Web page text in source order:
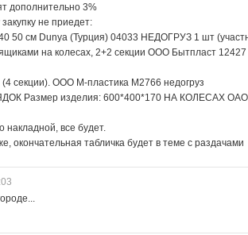
дополнительно 3%
не приедет:
50 см Dunya (Турция) 04033 НЕДОГРУЗ 1 шт
на колесах, 2+2 секции ООО Бытпласт
секции). ООО М-пластика М2766 недогруз
Размер изделия: 600*400*170 НА КОЛЕСАХ ОАО
накладной, все будет.
окончательная табличка будет в теме с раздачами